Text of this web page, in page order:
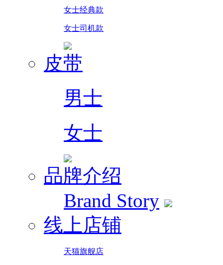
女士经典款
女士司机款
皮带
男士
女士
品牌介绍
Brand Story
线上店铺
天猫旗舰店